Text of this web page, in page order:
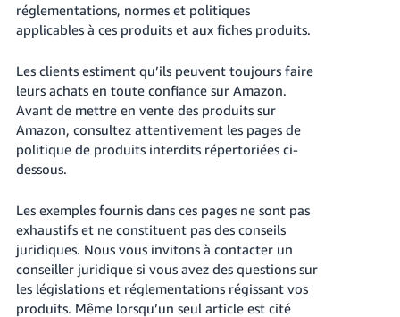
S'inscrire
réglementations, normes et politiques
applicables à ces produits et aux fiches produits.
Les clients estiment qu’ils peuvent toujours faire
leurs achats en toute confiance sur Amazon.
Avant de mettre en vente des produits sur
Amazon, consultez attentivement les pages de
politique de produits interdits répertoriées ci-
dessous.
Les exemples fournis dans ces pages ne sont pas
exhaustifs et ne constituent pas des conseils
juridiques. Nous vous invitons à contacter un
conseiller juridique si vous avez des questions sur
les législations et réglementations régissant vos
produits. Même lorsqu’un seul article est cité